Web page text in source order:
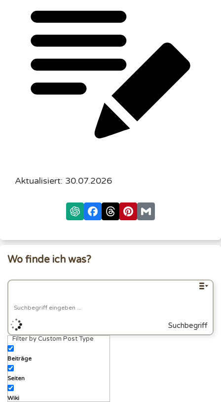
Aktualisiert: 30.07.2026
Wo finde ich was?
Suchbegriff
Filter by Custom Post Type
Beiträge
Seiten
Wiki